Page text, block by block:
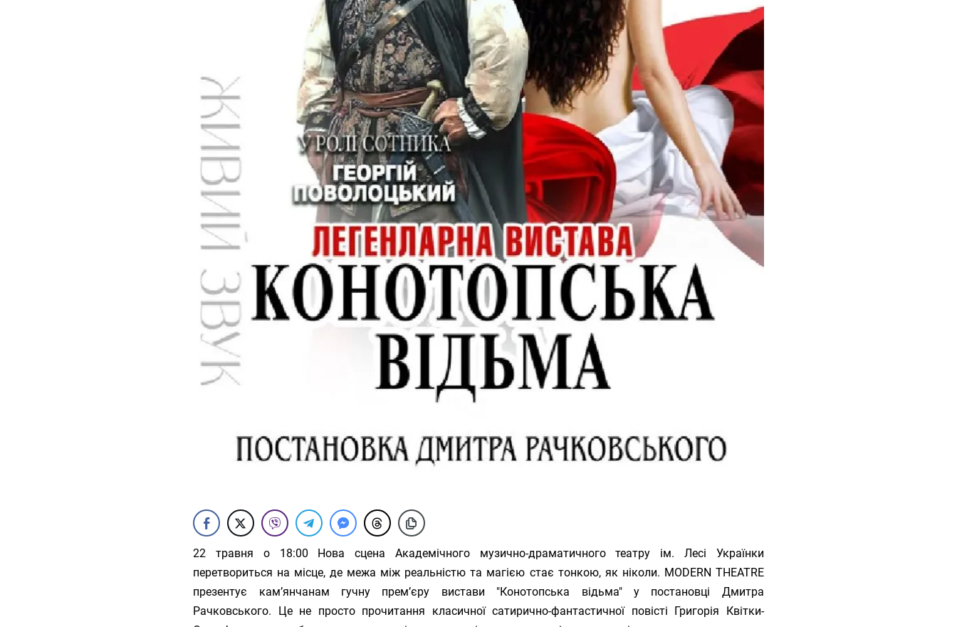
22 травня о 18:00 Нова сцена Академічного музично-драматичного театру ім. Лесі Українки
перетвориться на місце, де межа між реальністю та магією стає тонкою, як ніколи. MODERN THEATRE
презентує кам’янчанам гучну прем’єру вистави "Конотопська відьма" у постановці Дмитра
Рачковського. Це не просто прочитання класичної сатирично-фантастичної повісті Григорія Квітки-